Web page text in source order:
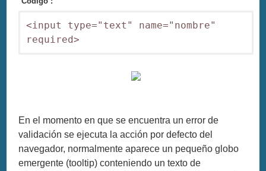
<input type="text" name="nombre"
required>
En el momento en que se encuentra un error de
validación se ejecuta la acción por defecto del
navegador, normalmente aparece un pequeño globo
emergente (tooltip) conteniendo un texto de